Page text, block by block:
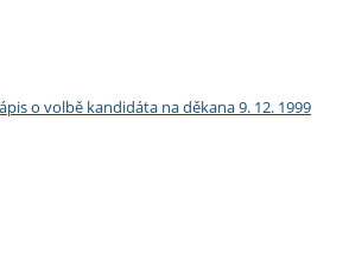
o volbě kandidáta na děkana 9. 12. 1999